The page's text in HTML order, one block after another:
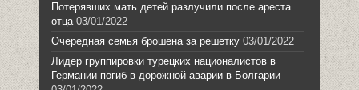
Потерявших мать детей разлучили после ареста
отца 03/01/2022
Очередная семья брошена за решетку 03/01/2022
Лидер группировки турецких националистов в
Германии погиб в дорожной аварии в Болгарии